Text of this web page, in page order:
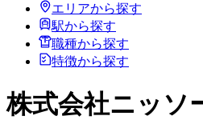
エリアから探す
駅から探す
職種から探す
特徴から探す
株式会社ニッ